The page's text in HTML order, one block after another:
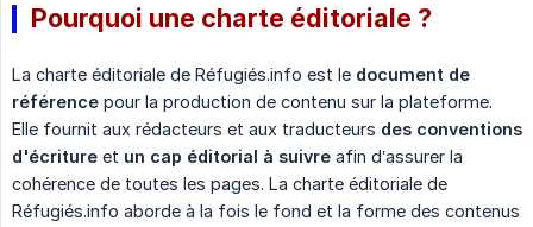
Pourquoi une charte éditoriale ?
La charte éditoriale de Réfugiés.info est le document de
référence pour la production de contenu sur la plateforme.
Elle fournit aux rédacteurs et aux traducteurs des conventions
d'écriture et un cap éditorial à suivre afin d’assurer la
cohérence de toutes les pages. La charte éditoriale de
Réfugiés.info aborde à la fois le fond et la forme des contenus